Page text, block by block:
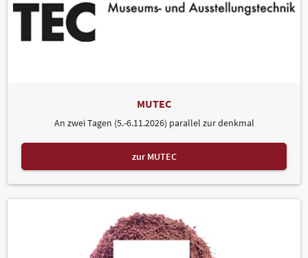
MUTEC
An zwei Tagen (5.-6.11.2026) parallel zur denkmal
zur MUTEC